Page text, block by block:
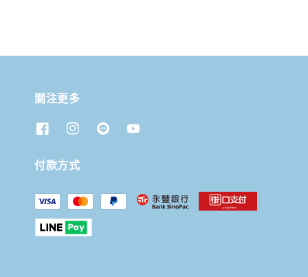
關注更多
付款方式